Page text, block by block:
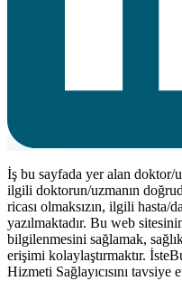
İş bu sayfada yer alan doktor/
ilgili doktorun/uzmanın
ricası olmaksızın, ilgili hasta/
yazılmaktadır. Bu web
bilgilenmesini sağlamak,
erişimi kolaylaştırmaktır.
Hizmeti Sağlayıcısını